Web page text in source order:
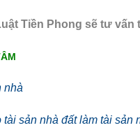
Tiền Phong sẽ tư vấn
nhà
tài sản nhà đất làm tài sản